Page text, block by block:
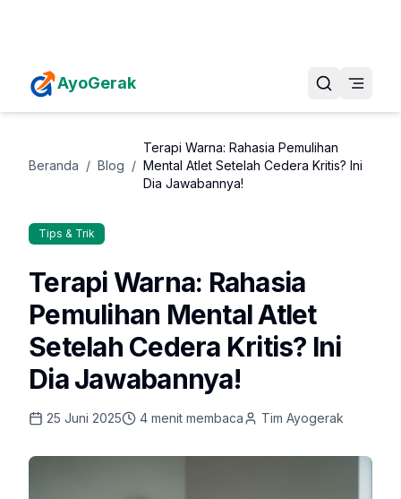
AyoGerak
Beranda / Blog /
Terapi Warna: Rahasia Pemulihan
Mental Atlet Setelah Cedera Kritis? Ini
Dia Jawabannya!
Tips & Trik
Terapi Warna: Rahasia
Pemulihan Mental Atlet
Setelah Cedera Kritis? Ini
Dia Jawabannya!
25 Juni 2025 4 menit membaca Tim Ayogerak